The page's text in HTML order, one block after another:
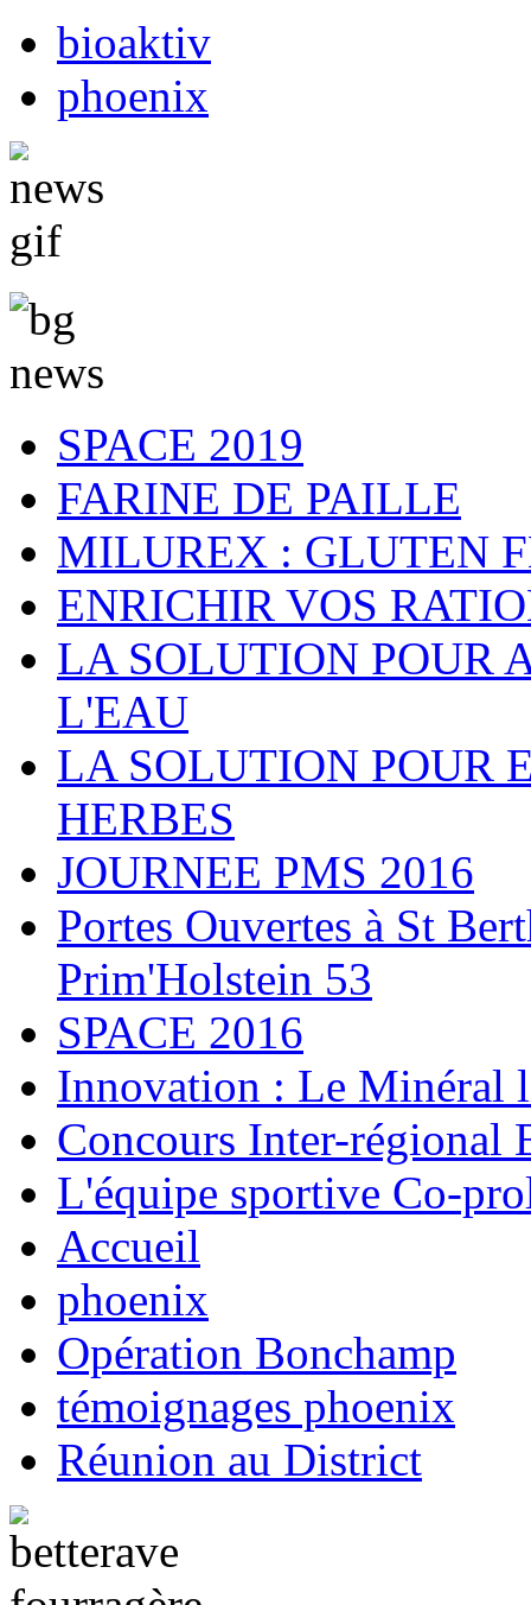
bioaktiv
phoenix
SPACE 2019
FARINE DE PAILLE
MILUREX : GLUTEN
ENRICHIR VOS
LA SOLUTION POUR
L'EAU
LA SOLUTION POUR
HERBES
JOURNEE PMS 2016
Portes Ouvertes à St
Prim'Holstein 53
SPACE 2016
Innovation : Le Minéral
Concours Inter-régional
L'équipe sportive Co-
Accueil
phoenix
Opération Bonchamp
témoignages phoenix
Réunion au District